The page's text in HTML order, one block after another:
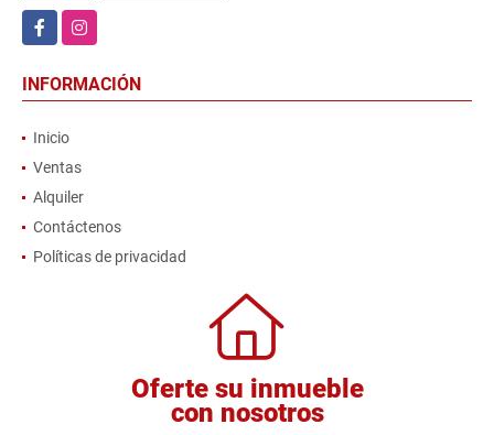
FacebookInstagram
INFORMACIÓN
Inicio
Ventas
Alquiler
Contáctenos
Políticas de privacidad
Oferte su inmueble
con nosotros